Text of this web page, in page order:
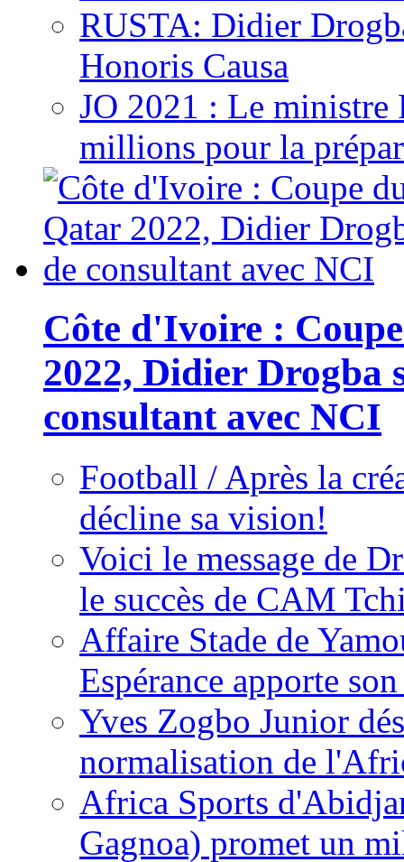
RUSTA: Didier
Honoris Causa
JO 2021 : Le ministre
millions pour la
Côte d'Ivoire :
2022, Didier Drogba
consultant avec NCI
Football / Après la
décline sa vision!
Voici le message de
le succès de CAM
Affaire Stade de
Espérance apporte
Yves Zogbo Junior
normalisation de
Africa Sports
Gagnoa) promet un